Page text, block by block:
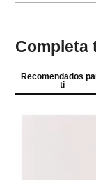
Completa
Recomendados
ti